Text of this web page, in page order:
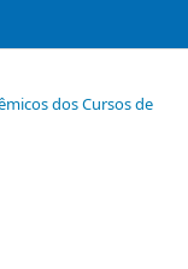
dos Cursos de